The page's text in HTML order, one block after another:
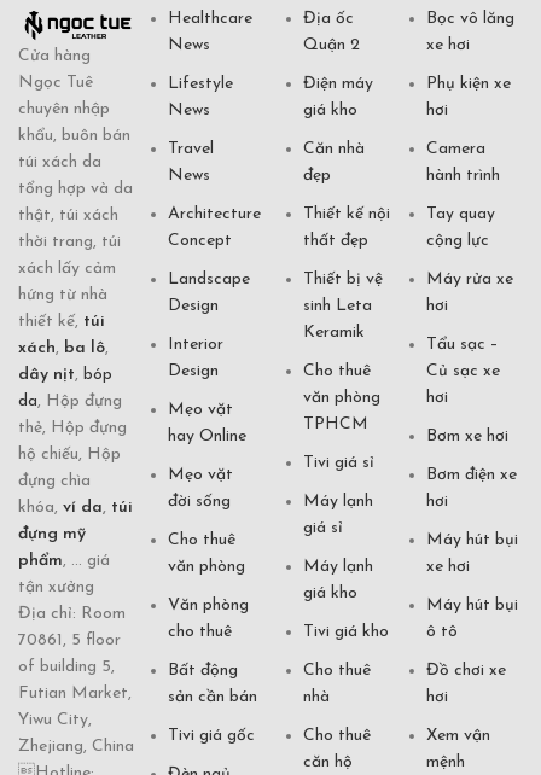
Cửa hàng
Ngọc Tuê
chuyên nhập
khẩu, buôn bán
túi xách da
tổng hợp và da
thật, túi xách
thời trang, túi
xách lấy cảm
hứng từ nhà
thiết kế, túi
xách, ba lô,
dây nịt, bóp
da, Hộp đựng
thẻ, Hộp đựng
hộ chiếu, Hộp
đựng chìa
khóa, ví da, túi
đựng mỹ
phẩm, ... giá
tận xưởng
Địa chỉ: Room
70861, 5 floor
of building 5,
Futian Market,
Yiwu City,
Zhejiang, China
Healthcare
News
Lifestyle
News
Travel
News
Architecture
Concept
Landscape
Design
Interior
Design
Mẹo vặt
hay Online
Mẹo vặt
đời sống
Cho thuê
văn phòng
Văn phòng
cho thuê
Bất động
sản cần bán
Tivi giá gốc
Địa ốc
Quận 2
Điện máy
giá kho
Căn nhà
đẹp
Thiết kế nội
thất đẹp
Thiết bị vệ
sinh Leta
Keramik
Cho thuê
văn phòng
TPHCM
Tivi giá sỉ
Máy lạnh
giá sỉ
Máy lạnh
giá kho
Tivi giá kho
Cho thuê
nhà
Cho thuê
căn hộ
Bọc vô lăng
xe hơi
Phụ kiện xe
hơi
Camera
hành trình
Tay quay
cộng lực
Máy rửa xe
hơi
Tẩu sạc –
Củ sạc xe
hơi
Bơm xe hơi
Bơm điện xe
hơi
Máy hút bụi
xe hơi
Máy hút bụi
ô tô
Đồ chơi xe
hơi
Xem vận
mệnh